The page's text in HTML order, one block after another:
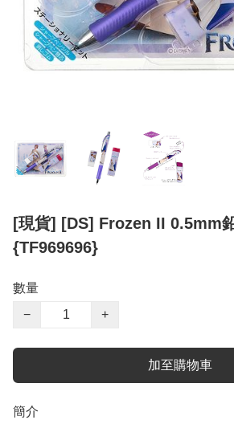
[現貨] [DS] Frozen II 0.5mm
{TF969696}
數量
−
+
加至購物車
簡介